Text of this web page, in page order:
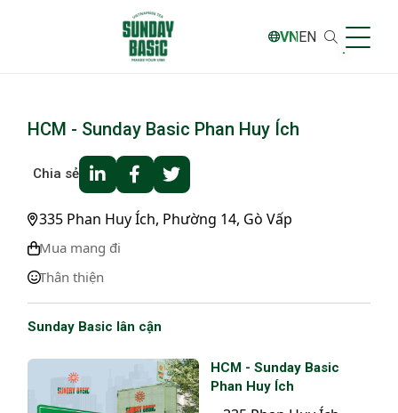
VNEN
HCM - Sunday Basic Phan Huy Ích
Chia sẻ
335 Phan Huy Ích, Phường 14, Gò Vấp
Mua mang đi
Thân thiện
Sunday Basic lân cận
HCM - Sunday Basic
Phan Huy Ích